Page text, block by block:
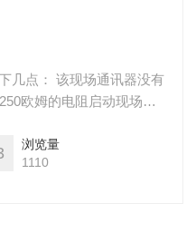
几点： 该现场通讯器没有
欧姆的电阻启动现场通
浏览量
1110